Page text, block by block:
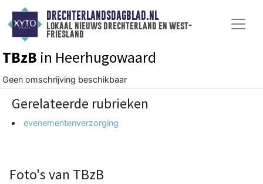
DRECHTERLANDSDAGBLAD.NL
lokaal nieuws drechterland en west-
friesland
TBzB in Heerhugowaard
Geen omschrijving beschikbaar
Gerelateerde rubrieken
evenementenverzorging
Foto's van TBzB